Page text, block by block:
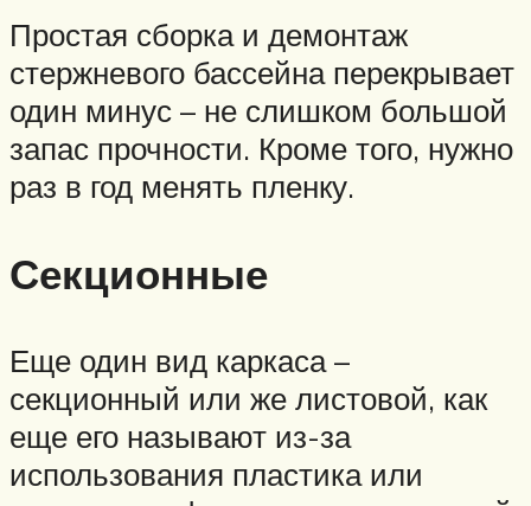
Простая сборка и демонтаж
стержневого бассейна перекрывает
один минус – не слишком большой
запас прочности. Кроме того, нужно
раз в год менять пленку.
Секционные
Еще один вид каркаса –
секционный или же листовой, как
еще его называют из-за
использования пластика или